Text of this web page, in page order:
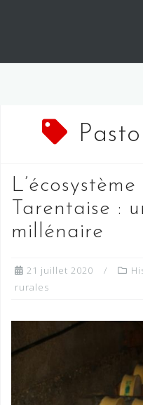
Tarentaise :
millénaire
21 juillet 2020
rurales